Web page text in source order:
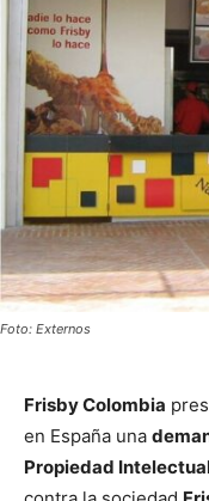
Foto: Externos
Frisby Colombia
en España una
Propiedad